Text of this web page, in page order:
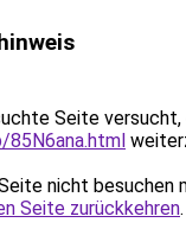
Seite versucht,
85N6ana.html
nicht besuchen
Seite zurückkehren.